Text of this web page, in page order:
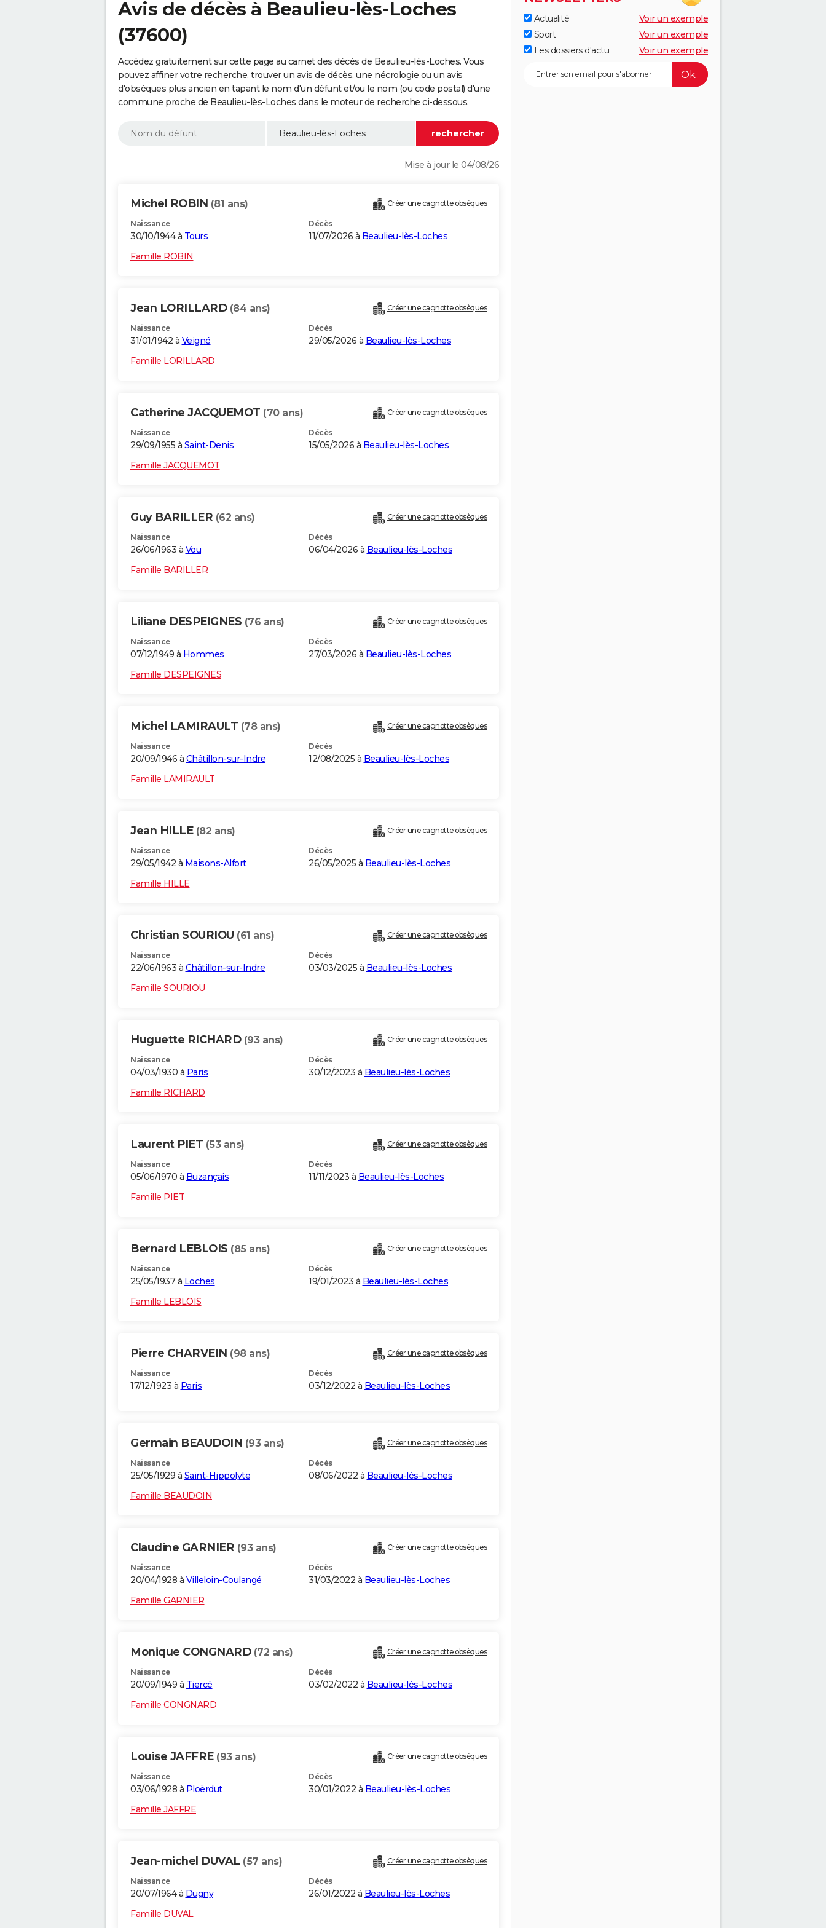
Avis de décès à Beaulieu-lès-Loches
(37600)
Accédez gratuitement sur cette page au carnet des décès de Beaulieu-lès-Loches. Vous
pouvez affiner votre recherche, trouver un avis de décès, une nécrologie ou un avis
d'obsèques plus ancien en tapant le nom d'un défunt et/ou le nom (ou code postal) d'une
commune proche de Beaulieu-lès-Loches dans le moteur de recherche ci-dessous.
Mise à jour le 04/08/26
Michel ROBIN (81 ans) Créer une cagnotte obsèques
Naissance
30/10/1944 à Tours
Décès
11/07/2026 à Beaulieu-lès-Loches
Famille ROBIN
Jean LORILLARD (84 ans) Créer une cagnotte obsèques
Naissance
31/01/1942 à Veigné
Décès
29/05/2026 à Beaulieu-lès-Loches
Famille LORILLARD
Catherine JACQUEMOT (70 ans) Créer une cagnotte obsèques
Naissance
29/09/1955 à Saint-Denis
Décès
15/05/2026 à Beaulieu-lès-Loches
Famille JACQUEMOT
Guy BARILLER (62 ans) Créer une cagnotte obsèques
Naissance
26/06/1963 à Vou
Décès
06/04/2026 à Beaulieu-lès-Loches
Famille BARILLER
Liliane DESPEIGNES (76 ans) Créer une cagnotte obsèques
Naissance
07/12/1949 à Hommes
Décès
27/03/2026 à Beaulieu-lès-Loches
Famille DESPEIGNES
Michel LAMIRAULT (78 ans) Créer une cagnotte obsèques
Naissance
20/09/1946 à Châtillon-sur-Indre
Décès
12/08/2025 à Beaulieu-lès-Loches
Famille LAMIRAULT
Jean HILLE (82 ans) Créer une cagnotte obsèques
Naissance
29/05/1942 à Maisons-Alfort
Décès
26/05/2025 à Beaulieu-lès-Loches
Famille HILLE
Christian SOURIOU (61 ans) Créer une cagnotte obsèques
Naissance
22/06/1963 à Châtillon-sur-Indre
Décès
03/03/2025 à Beaulieu-lès-Loches
Famille SOURIOU
Huguette RICHARD (93 ans) Créer une cagnotte obsèques
Naissance
04/03/1930 à Paris
Décès
30/12/2023 à Beaulieu-lès-Loches
Famille RICHARD
Laurent PIET (53 ans) Créer une cagnotte obsèques
Naissance
05/06/1970 à Buzançais
Décès
11/11/2023 à Beaulieu-lès-Loches
Famille PIET
Bernard LEBLOIS (85 ans) Créer une cagnotte obsèques
Naissance
25/05/1937 à Loches
Décès
19/01/2023 à Beaulieu-lès-Loches
Famille LEBLOIS
Pierre CHARVEIN (98 ans) Créer une cagnotte obsèques
Naissance
17/12/1923 à Paris
Décès
03/12/2022 à Beaulieu-lès-Loches
Germain BEAUDOIN (93 ans) Créer une cagnotte obsèques
Naissance
25/05/1929 à Saint-Hippolyte
Décès
08/06/2022 à Beaulieu-lès-Loches
Famille BEAUDOIN
Claudine GARNIER (93 ans) Créer une cagnotte obsèques
Naissance
20/04/1928 à Villeloin-Coulangé
Décès
31/03/2022 à Beaulieu-lès-Loches
Famille GARNIER
Monique CONGNARD (72 ans) Créer une cagnotte obsèques
Naissance
20/09/1949 à Tiercé
Décès
03/02/2022 à Beaulieu-lès-Loches
Famille CONGNARD
Louise JAFFRE (93 ans) Créer une cagnotte obsèques
Naissance
03/06/1928 à Ploërdut
Décès
30/01/2022 à Beaulieu-lès-Loches
Famille JAFFRE
Jean-michel DUVAL (57 ans) Créer une cagnotte obsèques
Naissance
20/07/1964 à Dugny
Décès
26/01/2022 à Beaulieu-lès-Loches
Famille DUVAL
Actualité
Voir un exemple
Sport
Voir un exemple
Les dossiers d'actu
Voir un exemple